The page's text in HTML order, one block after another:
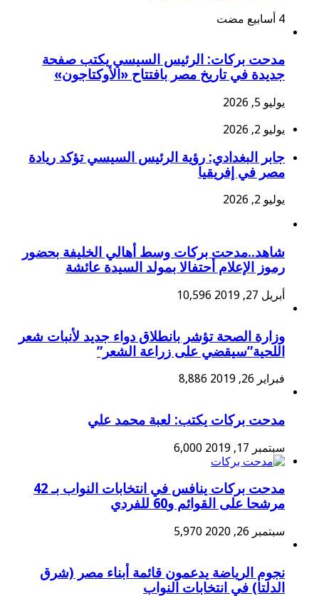
مدحت بركات: الرئيس السيسي يكتب صفحة
جديدة في تاريخ مصر بافتتاح «الأوكتاجون»
يوليو 5, 2026
يوليو 2, 2026
جابر البغدادي: رؤية الرئيس السيسي تؤكد ريادة
مصر في إفريقيا
يوليو 2, 2026
شاهد..مدحت بركات وسط أهالي الخليفة بحضور
رموز الإعلام أحتفالا بمولد السيدة عائشة
أبريل 27, 2019 10,596
وزارة الصحة تؤشر بانطلاق دواء جديد لأنبات شعر
اللحية”سيقضي على زراعة الشعر”
فبراير 26, 2019 8,886
مدحت بركات يكتب: لعبة محمد علي
سبتمبر 17, 2019 6,000
مدحت بركات ينافس في انتخابات النواب بـ 42
مرشحا على القوائم و60 للفردي
سبتمبر 26, 2020 5,970
نجوم الرياضة يدعمون قائمة أبناء مصر (شرق
الدلتا) في انتخابات النواب